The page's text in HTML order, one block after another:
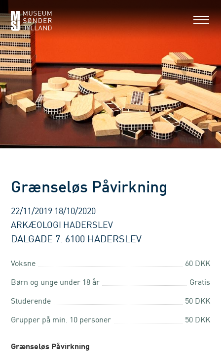
Grænseløs Påvirkning
Grænseløs Påvirkning
22/11/2019 18/10/2020
ARKÆOLOGI HADERSLEV
DALGADE 7. 6100 HADERSLEV
Voksne
60 DKK
Børn og unge under 18 år
Gratis
Studerende
50 DKK
Grupper på min. 10 personer
50 DKK